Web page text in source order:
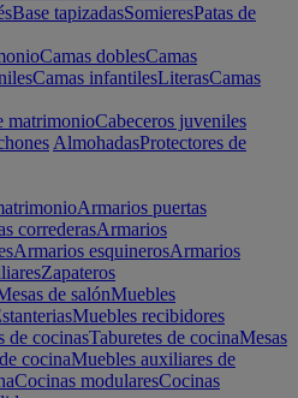
Base tapizadasSomieresPatas de
Camas doblesCamas
Camas infantilesLiterasCamas
matrimonioCabeceros juveniles
AlmohadasProtectores de
Armarios puertas
correderasArmarios
Armarios esquinerosArmarios
Zapateros
de salónMuebles
Muebles recibidores
de cocinasTaburetes de cocinaMesas
cocinaMuebles auxiliares de
Cocinas modularesCocinas